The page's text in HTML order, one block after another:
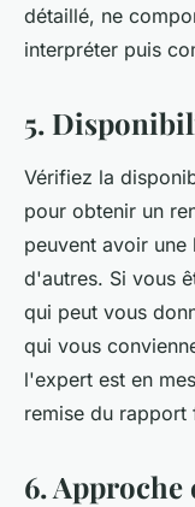
détaillé, ne
interpréter puis
5.
Vérifiez la
pour obtenir un
peuvent avoir
d'autres. Si vous
qui peut vous
qui vous
l'expert est en
remise du rapport
6.